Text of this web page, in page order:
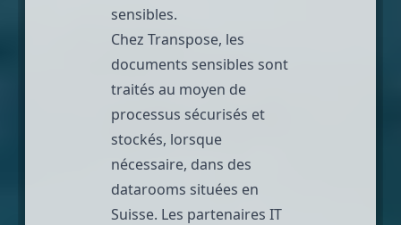
sensibles.
Chez Transpose, les
documents sensibles sont
traités au moyen de
processus sécurisés et
stockés, lorsque
nécessaire, dans des
datarooms situées en
Suisse. Les partenaires IT